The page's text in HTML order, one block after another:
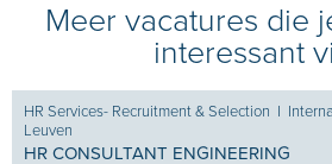
Meer vacatures die
interessant
HR Services- Recruitment & Selection I
Leuven
HR CONSULTANT ENGINEERING